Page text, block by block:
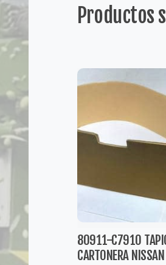
Productos
80911-C7910
CARTONERA